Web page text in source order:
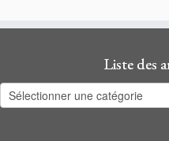
Liste des
Liste
des